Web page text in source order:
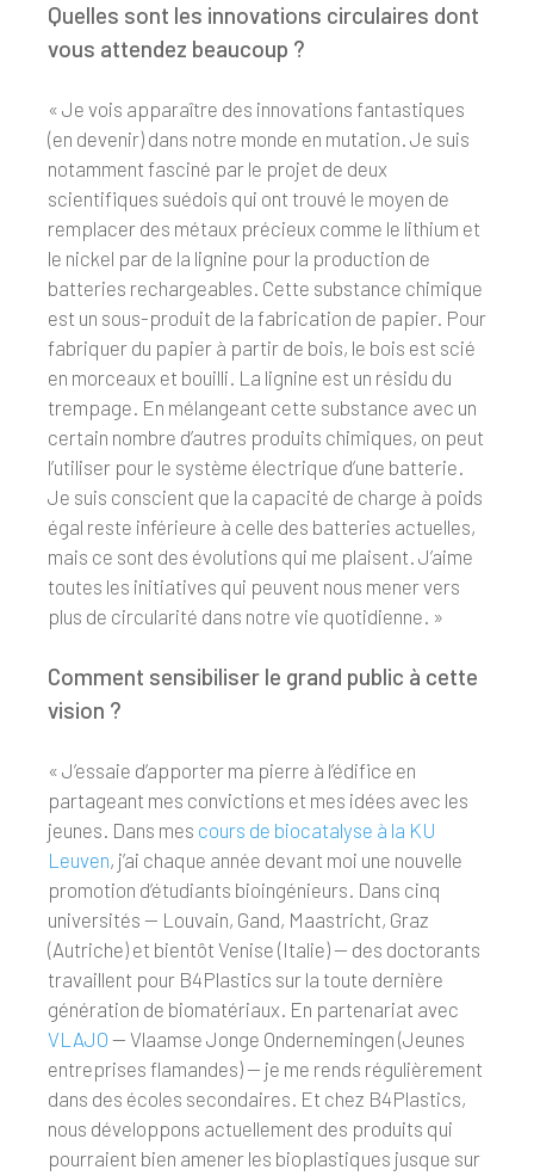
Quelles sont les innovations circulaires dont
vous attendez beaucoup ?
« Je vois apparaître des innovations fantastiques
(en devenir) dans notre monde en mutation. Je suis
notamment fasciné par le projet de deux
scientifiques suédois qui ont trouvé le moyen de
remplacer des métaux précieux comme le lithium et
le nickel par de la lignine pour la production de
batteries rechargeables. Cette substance chimique
est un sous-produit de la fabrication de papier. Pour
fabriquer du papier à partir de bois, le bois est scié
en morceaux et bouilli. La lignine est un résidu du
trempage. En mélangeant cette substance avec un
certain nombre d’autres produits chimiques, on peut
l’utiliser pour le système électrique d’une batterie.
Je suis conscient que la capacité de charge à poids
égal reste inférieure à celle des batteries actuelles,
mais ce sont des évolutions qui me plaisent. J’aime
toutes les initiatives qui peuvent nous mener vers
plus de circularité dans notre vie quotidienne. »
Comment sensibiliser le grand public à cette
vision ?
« J’essaie d’apporter ma pierre à l’édifice en
partageant mes convictions et mes idées avec les
jeunes. Dans mes cours de biocatalyse à la KU
Leuven, j’ai chaque année devant moi une nouvelle
promotion d’étudiants bioingénieurs. Dans cinq
universités — Louvain, Gand, Maastricht, Graz
(Autriche) et bientôt Venise (Italie) — des doctorants
travaillent pour B4Plastics sur la toute dernière
génération de biomatériaux. En partenariat avec
VLAJO — Vlaamse Jonge Ondernemingen (Jeunes
entreprises flamandes) — je me rends régulièrement
dans des écoles secondaires. Et chez B4Plastics,
nous développons actuellement des produits qui
pourraient bien amener les bioplastiques jusque sur